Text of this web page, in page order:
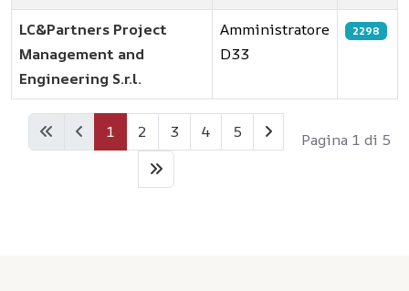
Articoli
LC&Partners Project
Management and
Engineering S.r.l.
Amministratore
D33
2298
Pagina 1 di 5
1 2 3 4 5